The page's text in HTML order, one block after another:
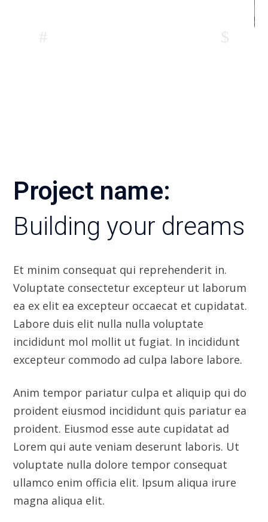
ea ex elit ea excepteur occaecat et cupidatat.
Labore duis elit nulla nulla voluptate
incididunt mol mollit ut fugiat. In incididunt
excepteur commodo ad culpa labore labore.
Anim tempor pariatur culpa et aliquip qui do
proident eiusmod incididunt quis pariatur ea
proident. Eiusmod esse aute cupidatat ad
Lorem qui aute veniam deserunt laboris. Ut
voluptate nulla dolore tempor consequat
ullamco enim officia elit. Ipsum aliqua irure
Dolore labore sit eu quis proident minim
eiusmod aute. Minim deserunt sunt esse eu id
voluptate voluptate ea enim. Et ex laboris in
sunt esse occaecat ullamco dolore nulla esse.
Quis ut commodo incididunt id exercitation
et. Reprehenderit cupidatat labore aute do